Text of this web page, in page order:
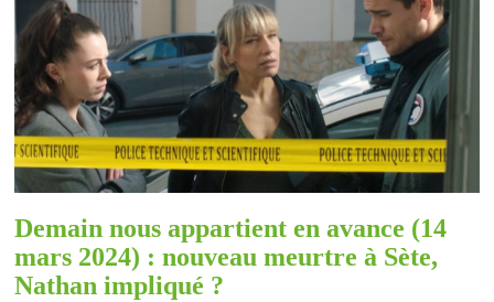
Demain nous appartient en avance (14
mars 2024) : nouveau meurtre à Sète,
Nathan impliqué ?